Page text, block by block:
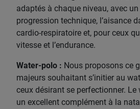
adaptés à chaque niveau, avec
progression technique, l’aisance
cardio-respiratoire et, pour ceux
vitesse et l’endurance.
Water-polo : Nous proposons ce
majeurs souhaitant s’initier au
ceux désirant se perfectionner.
un excellent complément à la